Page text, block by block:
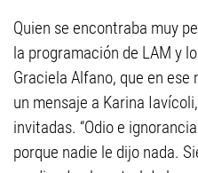
Quien se encontraba muy
la programación de LAM y
Graciela Alfano, que en
un mensaje a Karina
invitadas. “Odio e
porque nadie le dijo nada.